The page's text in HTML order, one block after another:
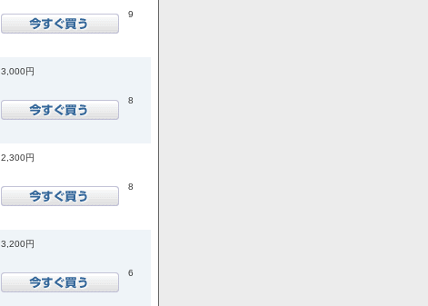
9
3,000円
8
2,300円
8
3,200円
6